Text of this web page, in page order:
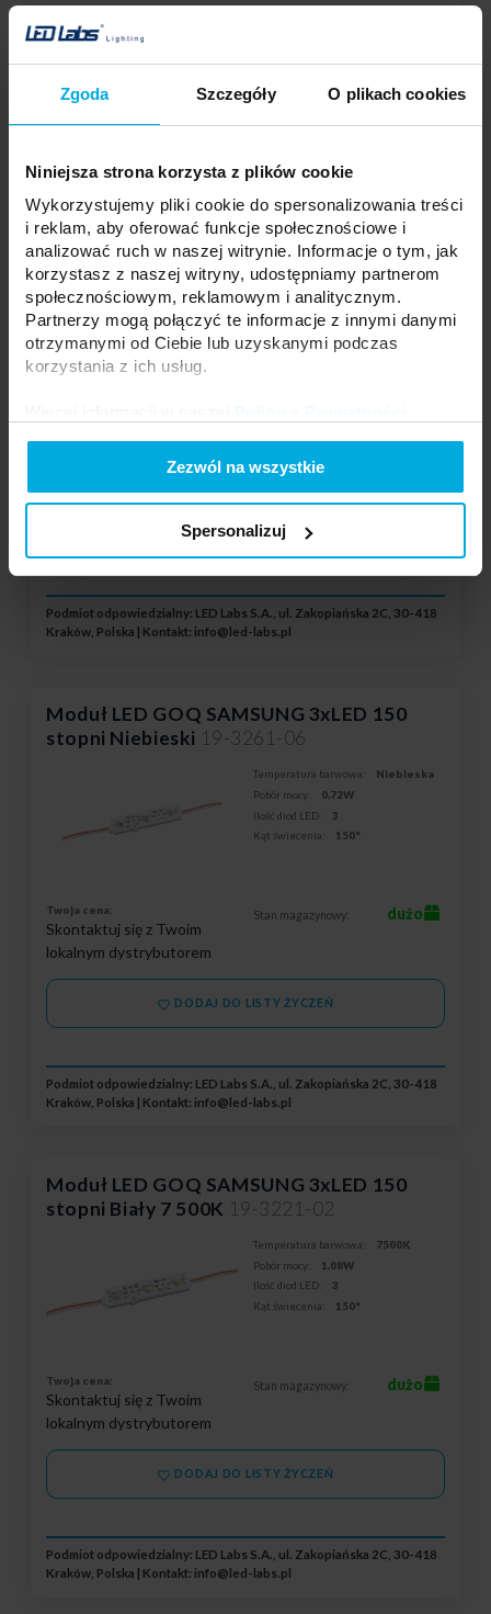
Zgoda Szczegóły O plikach cookies
Niniejsza strona korzysta z plików cookie
Wykorzystujemy pliki cookie do spersonalizowania treści
i reklam, aby oferować funkcje społecznościowe i
analizować ruch w naszej witrynie. Informacje o tym, jak
korzystasz z naszej witryny, udostępniamy partnerom
społecznościowym, reklamowym i analitycznym.
Partnerzy mogą połączyć te informacje z innymi danymi
otrzymanymi od Ciebie lub uzyskanymi podczas
korzystania z ich usług.
Zezwól na wszystkie
Spersonalizuj
lokalnym dystrybutorem
DODAJ DO LISTY ŻYCZEŃ
Moduł LED GOQ SAMSUNG 2xLED 150 st.
B. Zimny Mini 10cm19-2031-01
Temperatura barwowa:
6500K
Pobór mocy:
0,72W
Ilość diod LED:
2
Twoja cena:
Skontaktuj się z Twoim
Stan magazynowy: mało
DODAJ DO LISTY ŻYCZEŃ
Podmiot odpowiedzialny: LED Labs S.A., ul. Zakopiańska 2C, 30-418
Kraków, Polska | Kontakt: info@led-labs.pl
Moduł LED GOQ SAMSUNG 3xLED 150
stopni Niebieski 19-3261-06
Temperatura barwowa:
Niebieska
Pobór mocy:
0,72W
Ilość diod LED:
3
Kąt świecenia:
150°
Twoja cena:
Skontaktuj się z Twoim
lokalnym dystrybutorem
Stan magazynowy: dużo
DODAJ DO LISTY ŻYCZEŃ
Podmiot odpowiedzialny: LED Labs S.A., ul. Zakopiańska 2C, 30-418
Kraków, Polska | Kontakt: info@led-labs.pl
Moduł LED GOQ SAMSUNG 3xLED 150
stopni Biały 7 500K 19-3221-02
Temperatura barwowa:
7500K
Pobór mocy:
1,08W
Ilość diod LED:
3
Kąt świecenia:
150°
Twoja cena:
Skontaktuj się z Twoim
lokalnym dystrybutorem
Stan magazynowy: dużo
DODAJ DO LISTY ŻYCZEŃ
Podmiot odpowiedzialny: LED Labs S.A., ul. Zakopiańska 2C, 30-418
Kraków, Polska | Kontakt: info@led-labs.pl